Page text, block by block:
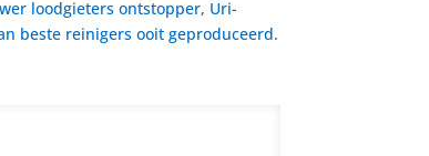
loodgieters ontstopper, Uri-
beste reinigers ooit geproduceerd.